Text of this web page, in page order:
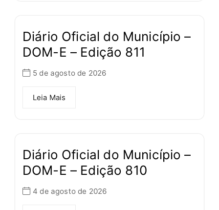
Diário Oficial do Município –
DOM-E – Edição 811
5 de agosto de 2026
Leia Mais
Diário Oficial do Município –
DOM-E – Edição 810
4 de agosto de 2026